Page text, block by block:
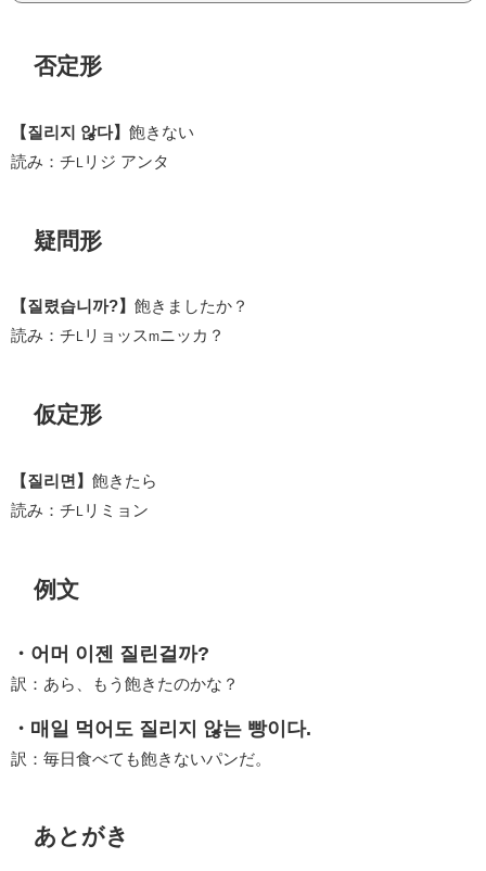
否定形
【질리지 않다】 飽きない
読み：チ
リジ アンタ
疑問形
【질렸습니까?】 飽きましたか？
読み：チ
リョッスmニッカ？
仮定形
【질리면】 飽きたら
読み：チ
リミョン
例文
・어머 이젠 질린걸까?
訳：あら、もう飽きたのかな？
・매일 먹어도 질리지 않는 빵이다.
訳：毎日食べても飽きないパンだ。
あとがき